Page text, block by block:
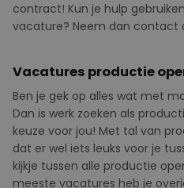
contract! Kun je hulp
vacature? Neem dan contact
Vacatures productie
Ben je gek op alles wat met
Dan is werk zoeken als
keuze voor jou! Met tal van
dat er wel iets leuks voor je
kijkje tussen alle productie
meeste vacatures heb je